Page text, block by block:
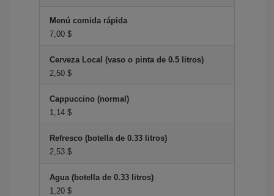
Menú comida rápida
7,00 $
Cerveza Local (vaso o pinta de 0.5 litros)
2,50 $
Cappuccino (normal)
1,14 $
Refresco (botella de 0.33 litros)
2,53 $
Agua (botella de 0.33 litros)
1,20 $